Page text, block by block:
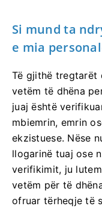
Si mund ta
e mia
Të gjithë tregtarët
vetëm të dhëna
juaj është
mbiemrin, emrin
ekzistuese. Nëse
llogarinë tuaj ose
verifikimit, ju
vetëm për të
ofruar tërheqje të